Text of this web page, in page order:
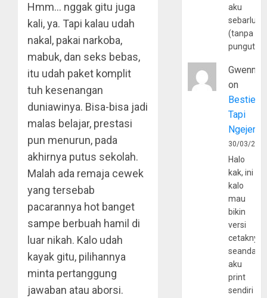
Hmm… nggak gitu juga
kali, ya. Tapi kalau udah
nakal, pakai narkoba,
mabuk, dan seks bebas,
itu udah paket komplit
tuh kesenangan
duniawinya. Bisa-bisa jadi
malas belajar, prestasi
pun menurun, pada
akhirnya putus sekolah.
Malah ada remaja cewek
yang tersebab
pacarannya hot banget
sampe berbuah hamil di
luar nikah. Kalo udah
kayak gitu, pilihannya
minta pertanggung
jawaban atau aborsi.
aku
(tanpa
Gwenny
on
Bestie
Tapi
30/03/
Halo
kak, ini
kalo
mau
bikin
versi
cetaknya
aku
print
sendiri